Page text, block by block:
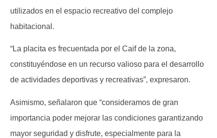
utilizados en el espacio recreativo del complejo
habitacional.
“La placita es frecuentada por el Caif de la zona,
constituyéndose en un recurso valioso para el desarrollo
de actividades deportivas y recreativas”, expresaron.
Asimismo, señalaron que “consideramos de gran
importancia poder mejorar las condiciones garantizando
mayor seguridad y disfrute, especialmente para la